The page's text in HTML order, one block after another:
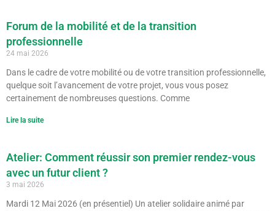
Forum de la mobilité et de la transition
professionnelle
24 mai 2026
Dans le cadre de votre mobilité ou de votre transition professionnelle,
quelque soit l’avancement de votre projet, vous vous posez
certainement de nombreuses questions. Comme
Lire la suite
Atelier: Comment réussir son premier rendez-vous
avec un futur client ?
3 mai 2026
Mardi 12 Mai 2026 (en présentiel) Un atelier solidaire animé par